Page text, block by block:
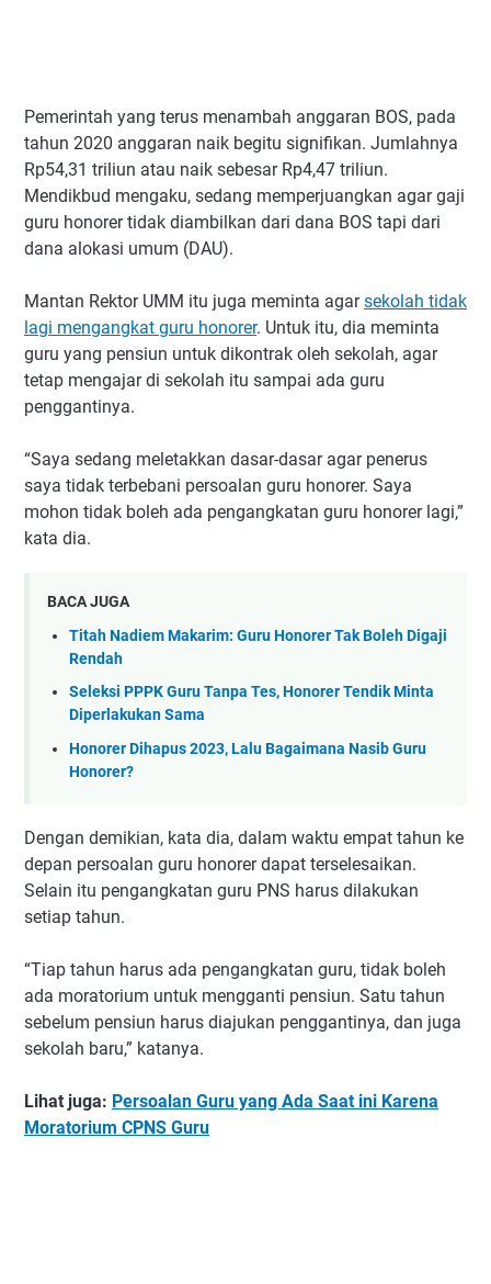
Pemerintah yang terus menambah anggaran BOS, pada
tahun 2020 anggaran naik begitu signifikan. Jumlahnya
Rp54,31 triliun atau naik sebesar Rp4,47 triliun.
Mendikbud mengaku, sedang memperjuangkan agar gaji
guru honorer tidak diambilkan dari dana BOS tapi dari
dana alokasi umum (DAU).
Mantan Rektor UMM itu juga meminta agarsekolah tidak
lagi mengangkat guru honorer. Untuk itu, dia meminta
guru yang pensiun untuk dikontrak oleh sekolah, agar
tetap mengajar di sekolah itu sampai ada guru
penggantinya.
“Saya sedang meletakkan dasar-dasar agar penerus
saya tidak terbebani persoalan guru honorer. Saya
mohon tidak boleh ada pengangkatan guru honorer lagi,”
kata dia.
BACA JUGA
Titah Nadiem Makarim: Guru Honorer Tak Boleh Digaji
Rendah
Seleksi PPPK Guru Tanpa Tes, Honorer Tendik Minta
Diperlakukan Sama
Honorer Dihapus 2023, Lalu Bagaimana Nasib Guru
Honorer?
Dengan demikian, kata dia, dalam waktu empat tahun ke
depan persoalan guru honorer dapat terselesaikan.
Selain itu pengangkatan guru PNS harus dilakukan
setiap tahun.
“Tiap tahun harus ada pengangkatan guru, tidak boleh
ada moratorium untuk mengganti pensiun. Satu tahun
sebelum pensiun harus diajukan penggantinya, dan juga
sekolah baru,” katanya.
Lihat juga: Persoalan Guru yang Ada Saat ini Karena
Moratorium CPNS Guru